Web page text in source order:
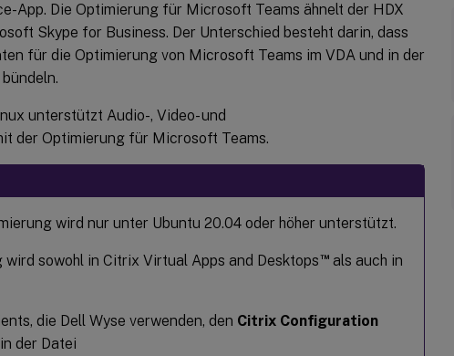
App. Die Optimierung für Microsoft Teams ähnelt der HDX
Skype for Business. Der Unterschied besteht darin, dass
für die Optimierung von Microsoft Teams im VDA und in der
unterstützt Audio-, Video- und
der Optimierung für Microsoft Teams.
wird nur unter Ubuntu 20.04 oder höher unterstützt.
sowohl in Citrix Virtual Apps and Desktops™als auch in
die Dell Wyse verwenden, den Citrix Configuration
der Datei